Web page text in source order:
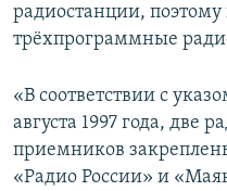
УКРАИНСКАЯ ПРОБЛЕМА
Все сайты RFE/RL
радиостанции,
трёхпрограммные
«В соответствии с
августа 1997 года, две
приемников
«Радио России» и